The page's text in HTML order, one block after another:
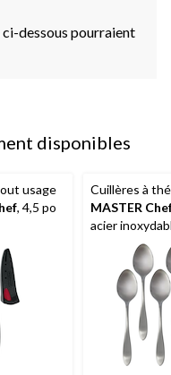
dessous pourraient
disponibles
usage
, 4,5 po
Cuillères à thé
MASTER
acier